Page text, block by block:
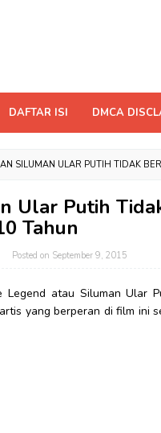
DAFTAR ISI DMCA
SILUMAN ULAR PUTIH TIDAK
Ular Putih
Tahun
Posted on September 9, 2015
atau Siluman Ular
yang berperan di film ini